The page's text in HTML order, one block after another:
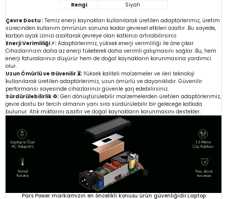
Rengi
Siyah
Çevre Dostu : Temiz enerji kaynakları kullanılarak üretilen adaptörlerimiz, üretim
sürecinden kullanım ömrünün sonuna kadar çevresel etkileri azaltır. Bu sayede,
karbon ayak izinizi azaltarak çevreye olan katkınızı artırabilirsiniz.
Enerji Verimliliği ⚡: Adaptörlerimiz, yüksek enerji verimliliği ile öne çıkar.
Cihazlarınızın daha az enerji tüketerek daha verimli çalışmasını sağlar. Bu, hem
enerji faturalarınızı düşürür hem de doğal kaynakların korunmasına yardımcı
olur.
Uzun Ömürlü ve Güvenilir ⏳: Yüksek kaliteli malzemeler ve ileri teknoloji
kullanılarak üretilen adaptörlerimiz, uzun ömürlü ve dayanıklıdır. Güvenilir
performansı sayesinde cihazlarınızı güvenle şarj edebilirsiniz.
Sürdürülebilirlik ♻️: Geri dönüştürülebilir malzemelerden üretilen adaptörlerimiz,
çevre dostu bir tercih olmanın yanı sıra sürdürülebilir bir geleceğe katkıda
bulunur. Atık miktarını azaltır ve doğal kaynakların korunmasını destekler.
Pars Power markamızın en öncelikli konusu ürün güvenliğidir.Laptop